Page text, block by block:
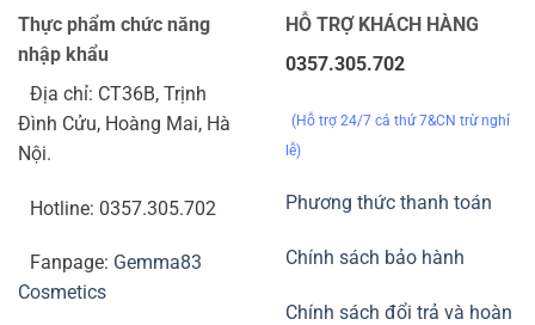
Thực phẩm chức năng
nhập khẩu
Địa chỉ: CT36B, Trịnh
Đình Cửu, Hoàng Mai, Hà
Nội.
Hotline: 0357.305.702
Fanpage: Gemma83
Cosmetics
HỖ TRỢ KHÁCH HÀNG
0357.305.702
(Hỗ trợ 24/7 cả thứ 7&CN trừ nghỉ
lễ)
Phương thức thanh toán
Chính sách bảo hành
Chính sách đổi trả và hoàn